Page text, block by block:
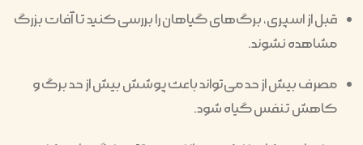
قبل از اسپری، برگ‌های گیاهان را بررسی کنید تا آفات بزرگ
مشاهده نشوند.
مصرف بیش از حد می‌تواند باعث پوشش بیش از حد برگ و
کاهش تنفس گیاه شود.